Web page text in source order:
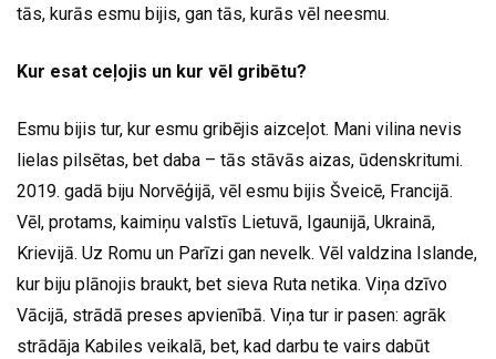
tās, kurās esmu bijis, gan tās, kurās vēl neesmu.
Kur esat ceļojis un kur vēl gribētu?
Esmu bijis tur, kur esmu gribējis aizceļot. Mani vilina nevis
lielas pilsētas, bet daba – tās stāvās aizas, ūdenskritumi.
2019. gadā biju Norvēģijā, vēl esmu bijis Šveicē, Francijā.
Vēl, protams, kaimiņu valstīs Lietuvā, Igaunijā, Ukrainā,
Krievijā. Uz Romu un Parīzi gan nevelk. Vēl valdzina Islande,
kur biju plānojis braukt, bet sieva Ruta netika. Viņa dzīvo
Vācijā, strādā preses apvienībā. Viņa tur ir pasen: agrāk
strādāja Kabiles veikalā, bet, kad darbu te vairs dabūt